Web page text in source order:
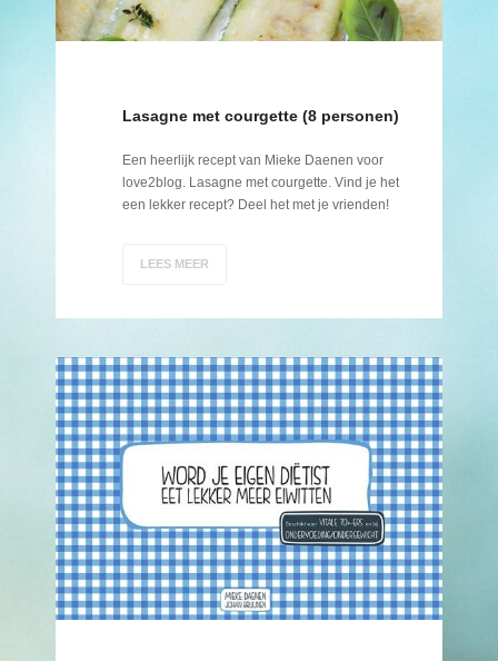
Lasagne met courgette (8 personen)
Een heerlijk recept van Mieke Daenen voor
love2blog. Lasagne met courgette. Vind je het
een lekker recept? Deel het met je vrienden!
LEES MEER